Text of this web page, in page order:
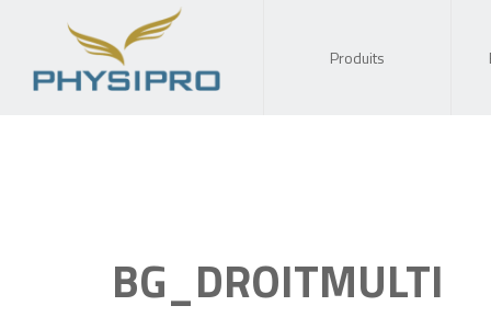
Produits
BG_DROITMULTI